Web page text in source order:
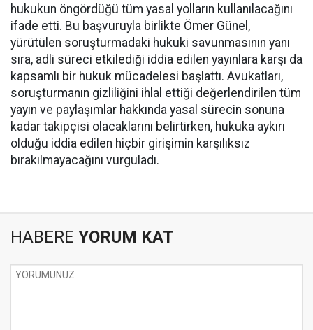
hukukun öngördüğü tüm yasal yolların kullanılacağını
ifade etti. Bu başvuruyla birlikte Ömer Günel,
yürütülen soruşturmadaki hukuki savunmasının yanı
sıra, adli süreci etkilediği iddia edilen yayınlara karşı da
kapsamlı bir hukuk mücadelesi başlattı. Avukatları,
soruşturmanın gizliliğini ihlal ettiği değerlendirilen tüm
yayın ve paylaşımlar hakkında yasal sürecin sonuna
kadar takipçisi olacaklarını belirtirken, hukuka aykırı
olduğu iddia edilen hiçbir girişimin karşılıksız
bırakılmayacağını vurguladı.
HABERE YORUM KAT